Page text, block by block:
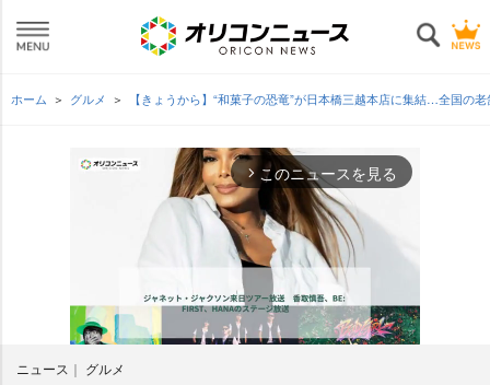
ホーム グルメ 【きょうから】“和菓子の恐竜”が日本橋三越本店に集結…全国の
arrow_forward_ios このニュースを見る
ニュース グルメ